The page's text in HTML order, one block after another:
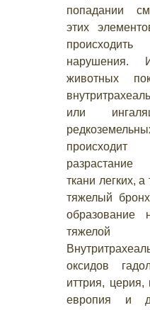
попадании
этих
нарушения.
животных
или
разрастание
ткани легких,
тяжелый
образование
тяжелой
оксидов
иттрия,
европия и